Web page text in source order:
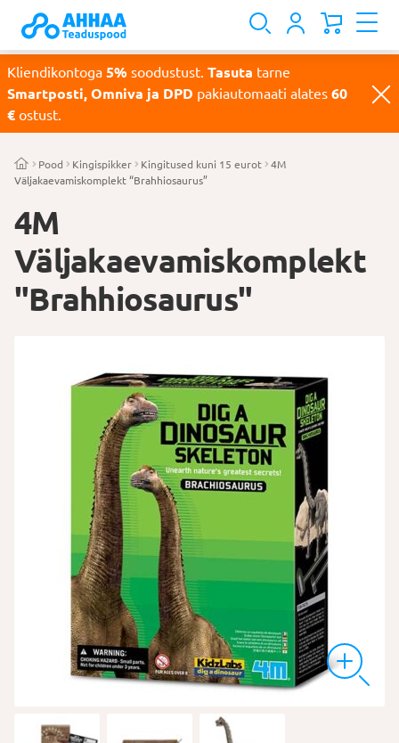
Kliendikontoga 5% soodustust. Tasuta tarne
Smartposti, Omniva ja DPD pakiautomaati alates 60
€ ostust.
Pood Kingispikker Kingitused kuni 15 eurot
4M
Väljakaevamiskomplekt “Brahhiosaurus”
4M
Väljakaevamiskomplekt
"Brahhiosaurus"